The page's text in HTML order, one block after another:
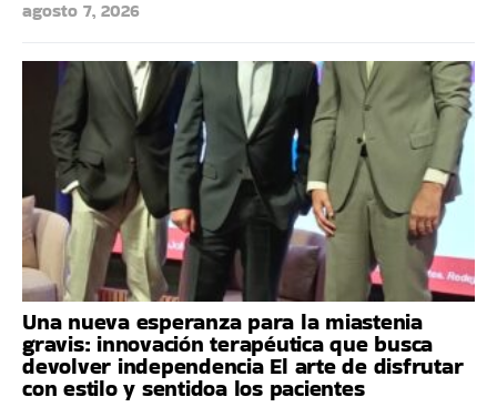
agosto 7, 2026
Una nueva esperanza para la miastenia
gravis: innovación terapéutica que busca
devolver independencia El arte de disfrutar
con estilo y sentidoa los pacientes